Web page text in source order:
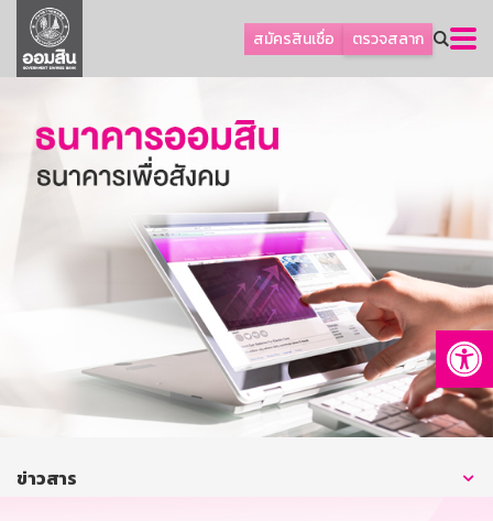
สมัครสินเชื่อ ตรวจสลาก
ลูกค้าธุรกิจ
ลูกค้าผู้ประกอบรายย่อย
ออมเพื่อสุข
เกี่ยวกับธนาคาร
การพัฒนาที่ยั่งยืน
บริการทางการเงิน
ติดต่อเรา
บริการออนไลน์
ข่าวสาร